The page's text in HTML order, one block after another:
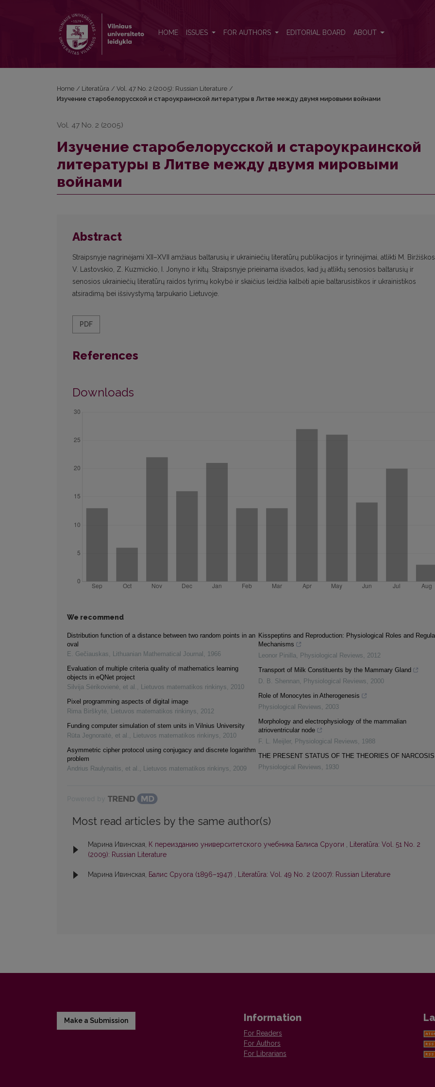
HOME ISSUES FOR AUTHORS EDITORIAL BOARD ABOUT
Home / Literatūra / Vol. 47 No. 2 (2005): Russian Literature /
Изучение старобелорусской и староукраинской литературы в Литве между двумя мировыми войнами
Vol. 47 No. 2 (2005)
Изучение старобелорусской и староукраинской
литературы в Литве между двумя мировыми
войнами
Abstract
Straipsnyje nagrinėjami XII–XVII amžiaus baltarusių ir ukrainiečių literatūrų publikacijos ir tyrinėjimai, atlikti M.
V. Lastovskio, Z. Kuzmickio, I. Jonyno ir kitų. Straipsnyje prieinama išvados, kad jų atliktų senosios baltarusių ir
senosios ukrainiečių literatūrų raidos tyrimų kokybė ir skaičius leidžia kalbėti apie baltarusistikos ir ukrainistikos
atsiradimą bei išsivystymą tarpukario Lietuvoje.
PDF
References
Downloads
We recommend
Distribution function of a distance between two random points in an
oval
E. Gečiauskas, Lithuanian Mathematical Journal , 1966
Evaluation of multiple criteria quality of mathematics learning
objects in eQNet project
Silvija Sėrikovienė, et al. , Lietuvos matematikos rinkinys, 2010
Pixel programming aspects of digital image
Rima Birškytė, Lietuvos matematikos rinkinys, 2012
Funding computer simulation of stem units in Vilnius University
Rūta Jegnoraitė, et al. , Lietuvos matematikos rinkinys, 2010
Asymmetric cipher protocol using conjugacy and discrete logarithm
problem
Andrius Raulynaitis, et al. , Lietuvos matematikos rinkinys, 2009
Kisspeptins and Reproduction: Physiological Roles and
Mechanisms
Leonor Pinilla, Physiological Reviews, 2012
Transport of Milk Constituents by the Mammary Gland
D. B. Shennan, Physiological Reviews, 2000
Role of Monocytes in Atherogenesis
Physiological Reviews, 2003
Morphology and electrophysiology of the mammalian
atrioventricular node
F. L. Meijler, Physiological Reviews, 1988
THE PRESENT STATUS OF THE THEORIES OF NARCOSIS
Physiological Reviews, 1930
Most read articles by the same author(s)
Марина Ивинская, К переизданию университетского учебника Балиса Сруоги , Literatūra: Vol. 51 No. 2
(2009): Russian Literature
Марина Ивинская, Балис Сруога (1896–1947) , Literatūra: Vol. 49 No. 2 (2007): Russian Literature
Make a Submission Information
For Readers
For Authors
For Librarians